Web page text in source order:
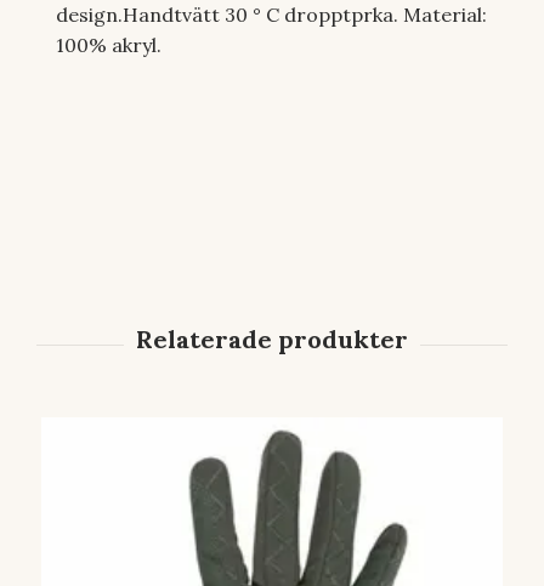
design.Handtvätt 30 ° C dropptprka. Material:
100% akryl.